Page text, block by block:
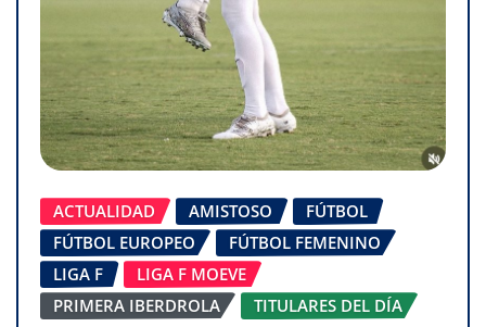
ACTUALIDAD AMISTOSO
FÚTBOL
FÚTBOL EUROPEO
FÚTBOL FEMENINO
LIGA F
LIGA F MOEVE
PRIMERA IBERDROLA
TITULARES DEL DÍA